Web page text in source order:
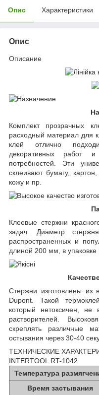
Опис Характеристики
Опис
Описание
Комплект прозрачных
расходный материал для
клей отлично
декоративных работ
потребностей. Эти
склеивают бумагу,
кожу и пр.
Клеевые стержни
задач. Диаметр
распространенных и
длиной 200 мм, в упаковке
Стержни изготовлены из
Dupont. Такой
который нетоксичен,
растворителей.
скреплять различные
остывания через 30-40
ТЕХНИЧЕСКИЕ
INTERTOOL RT-1042
Температура
Время застывания